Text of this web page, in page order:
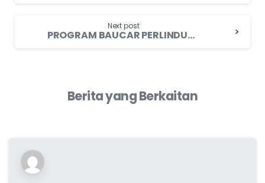
Next post
PROGRAM BAUCAR PERLINDUNGAN TENANG Industri Insurans dan Takaful Menggesa Penerima Bantuan Prihatin Rakyat 2021 Yang Layak Menebus Baucar Perlindungan Tenang Bernilai RM50 sebelum 31 Disember 2021
Berita yang Berkaitan